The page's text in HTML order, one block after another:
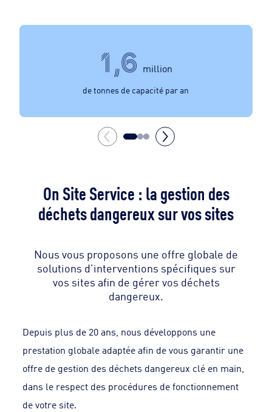
1,6 million
de tonnes de capacité par an
On Site Service : la gestion des
déchets dangereux sur vos sites
Nous vous proposons une offre globale de
solutions d’interventions spécifiques sur
vos sites afin de gérer vos déchets
dangereux.
Depuis plus de 20 ans, nous développons une
prestation globale adaptée afin de vous garantir une
offre de gestion des déchets dangereux clé en main,
dans le respect des procédures de fonctionnement
de votre site.